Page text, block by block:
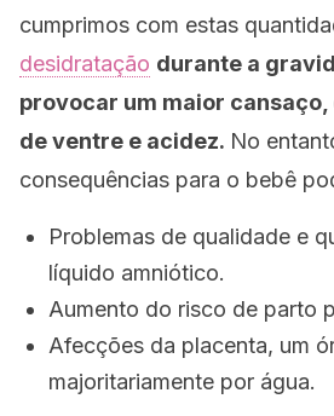
cumprimos com estas
desidratação durante a
provocar um maior
de ventre e acidez. No
consequências para o bebê
Problemas de qualidade e
líquido amniótico.
Aumento do risco de parto
Afecções da placenta, um
majoritariamente por água.